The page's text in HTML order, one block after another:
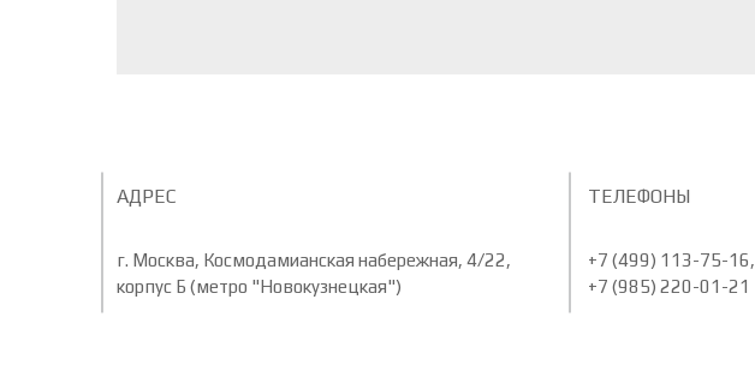
АДРЕС
г. Москва, Космодамианская набережная, 4/22,
корпус Б (метро "Новокузнецкая")
ТЕЛЕФОНЫ
+7 (499) 113-75-16,
+7 (985) 220-01-21